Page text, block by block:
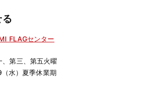
FLAGセンター
第三、第五火曜
水）夏季休業期